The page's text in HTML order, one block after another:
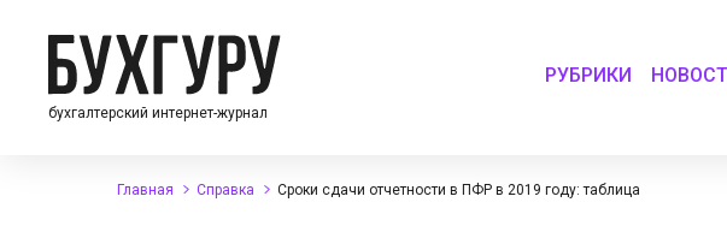
бухгалтерский интернет-журнал
РУБРИКИ
Главная Справка Сроки сдачи отчетности в ПФР в 2019 году: таблица